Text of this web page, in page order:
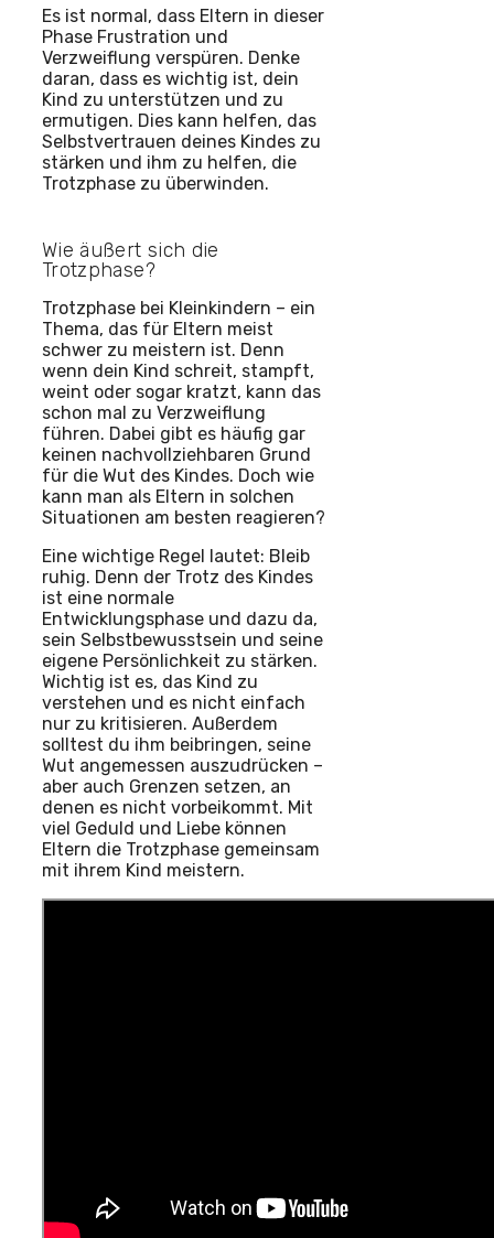
Es ist normal, dass Eltern in dieser
Phase Frustration und
Verzweiflung verspüren. Denke
daran, dass es wichtig ist, dein
Kind zu unterstützen und zu
ermutigen. Dies kann helfen, das
Selbstvertrauen deines Kindes zu
stärken und ihm zu helfen, die
Trotzphase zu überwinden.
Wie äußert sich die
Trotzphase?
Trotzphase bei Kleinkindern – ein
Thema, das für Eltern meist
schwer zu meistern ist. Denn
wenn dein Kind schreit, stampft,
weint oder sogar kratzt, kann das
schon mal zu Verzweiflung
führen. Dabei gibt es häufig gar
keinen nachvollziehbaren Grund
für die Wut des Kindes. Doch wie
kann man als Eltern in solchen
Situationen am besten reagieren?
Eine wichtige Regel lautet: Bleib
ruhig. Denn der Trotz des Kindes
ist eine normale
Entwicklungsphase und dazu da,
sein Selbstbewusstsein und seine
eigene Persönlichkeit zu stärken.
Wichtig ist es, das Kind zu
verstehen und es nicht einfach
nur zu kritisieren. Außerdem
solltest du ihm beibringen, seine
Wut angemessen auszudrücken –
aber auch Grenzen setzen, an
denen es nicht vorbeikommt. Mit
viel Geduld und Liebe können
Eltern die Trotzphase gemeinsam
mit ihrem Kind meistern.